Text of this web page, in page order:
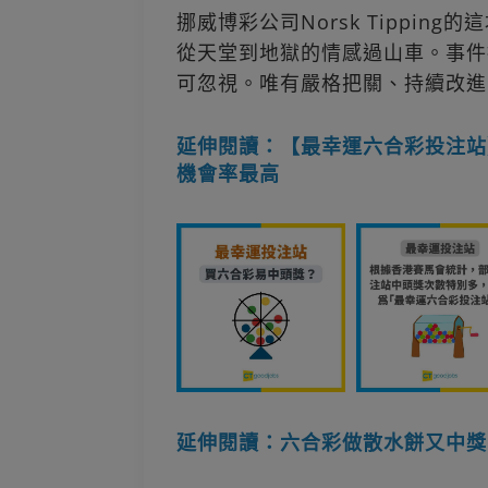
挪威博彩公司Norsk Tipping的這
從天堂到地獄的情感過山車。事
可忽視。唯有嚴格把關、持續改
延伸閱讀：【最幸運六合彩投注
機會率最高
延伸閱讀：六合彩做散水餅又中